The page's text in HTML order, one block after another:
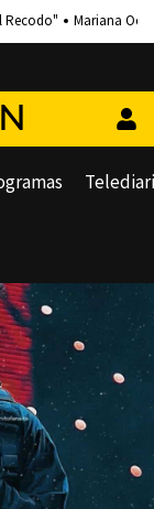
Recodo" Mariana